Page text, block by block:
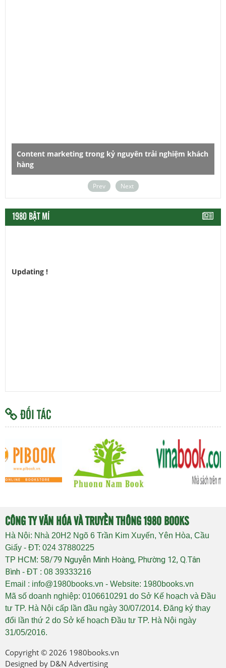
Content marketing trong kỷ nguyên trải nghiệm khách
hàng
Prev Next
1980 BẬT MÍ
ĐỐI TÁC
CÔNG TY VĂN HÓA VÀ TRUYỀN THÔNG 1980 BOOKS
Hà Nội: Nhà 20H2 Ngõ 6 Trần Kim Xuyến, Yên Hòa, Cầu
Giấy - ĐT: 024 37880225
TP HCM: 58/79 Nguyễn Minh Hoàng, Phường 12, Q.Tân
Bình - ĐT : 08 39333216
Email : info@1980books.vn - Website: 1980books.vn
Mã số doanh nghiệp: 0106610291 do Sở Kế hoạch và Đầu
tư TP. Hà Nội cấp lần đầu ngày 30/07/2014. Đăng ký thay
đổi lần thứ 2 do Sở kế hoạch Đầu tư TP. Hà Nội ngày
31/05/2016.
Copyright © 2026 1980books.vn
Designed by D&N Advertising